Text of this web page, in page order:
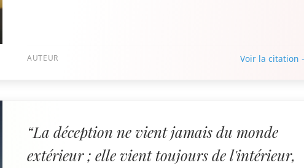
AUTEUR Voir la citation
“La déception ne vient jamais du monde
extérieur ; elle vient toujours de l'intérieur,